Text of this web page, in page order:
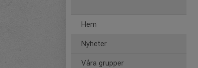
Hem
Nyheter
Våra grupper